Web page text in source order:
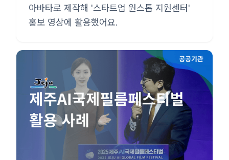
아바타로 제작해 '스타트업 원스톱 지원센터'
홍보 영상에 활용했어요.